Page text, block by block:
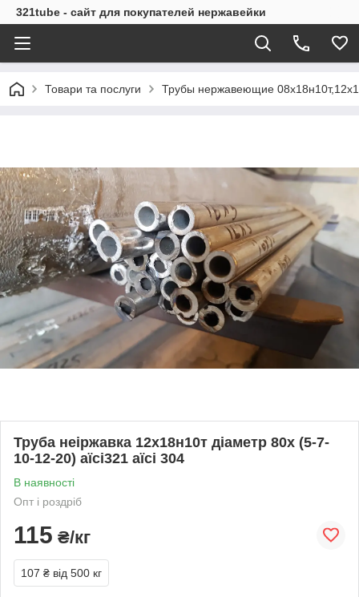
321tube - сайт для покупателей нержавейки
Товари та послуги Трубы нержавеющие
Труба неіржавка 12х18н10т діаметр 80х (5-7-
10-12-20) аїсі321 аїсі 304
В наявності
Опт і роздріб
115 ₴/кг
107 ₴ від 500 кг